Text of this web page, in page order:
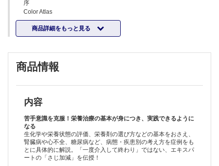
序
Color Atlas
第1章 総論 ～栄養治療の基本～
1. おさえておくべき栄養学の基礎【泉野浩生】
2. 栄養状態評価 ～これだけは知っておきたいミニマム・エッセンス
4. 摂食嚥下の評価【松尾晴代】
5. 経口摂取【西田 香，栗原美香，竹林克士】
8. 腸管不耐と排泄障害 ～経管栄養，いつはじめてどう増やす？【村
橋志門】
9. 栄養とリハビリテーション【村田裕康，松嶋真哉】
第2章 各論 ～栄養治療の実践～
1. るいそうと栄養【齋藤隆弘，吉田 稔】
2. 褥瘡と栄養【齋藤隆弘，吉田 稔】
3. 脳卒中急性期の栄養療法【徳永雄大，小野寺英孝】
4. 誤嚥性肺炎【吉松由貴】
商品詳細をもっと見る
商品情報
内容
苦手意識を克服！栄養治療の基本が身につき、実践できるように
なる
生化学や栄養状態の評価、栄養剤の選び方などの基本をおさえ、
腎臓病や心不全、糖尿病など、病態・疾患別の考え方を症例をも
とに具体的に解説。「一度介入して終わり」ではない、エキスパ
ートの「さじ加減」を伝授！